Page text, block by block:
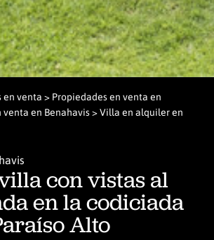
en venta > Propiedades en venta en
venta en Benahavis> Villa en alquiler en
con vistas al
en la codiciada
Alto